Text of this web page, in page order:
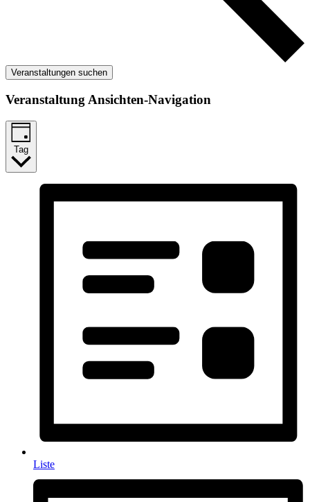
Veranstaltungen suchen
Veranstaltung Ansichten-Navigation
Tag
Liste